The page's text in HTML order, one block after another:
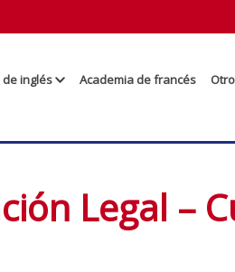
inglés Academia de francés
Legal –